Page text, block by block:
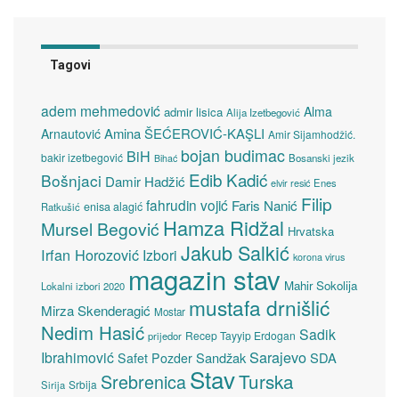
Tagovi
adem mehmedović admir lisica Alija Izetbegović Alma
Arnautović Amina ŠEĆEROVIĆ-KAŞLI Amir Sijamhodžić.
bakir izetbegović BiH Bihać bojan budimac Bosanski jezik
Bošnjaci Damir Hadžić Edib Kadić elvir resić Enes
Ratkušić enisa alagić fahrudin vojić Faris Nanić Filip
Mursel Begović Hamza Ridžal Hrvatska
Irfan Horozović Izbori Jakub Salkić korona virus
Lokalni izbori 2020 magazin stav Mahir Sokolija
Mirza Skenderagić Mostar mustafa drnišlić
Nedim Hasić prijedor Recep Tayyip Erdogan Sadik
Ibrahimović Safet Pozder SandžakSarajevoSDA
Sirija Srbija SrebrenicaStavTurska